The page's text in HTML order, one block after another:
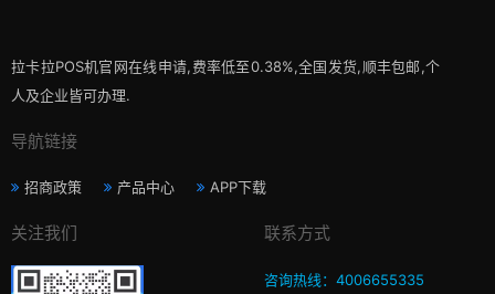
拉卡拉POS机官网在线申请,费率低至0.38%,全国发货,顺丰包邮,个
人及企业皆可办理.
导航链接
招商政策 产品中心 APP下载
关注我们 联系方式
咨询热线：4006655335